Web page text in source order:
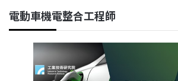
電動車機電整合工程師